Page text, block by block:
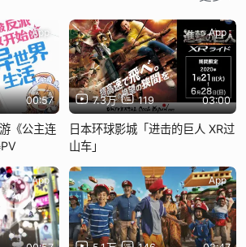
00:57
App
《公主连
7.3万 119 03:00
App
日本环球影城「进击的巨人 XR过
山车」
App App